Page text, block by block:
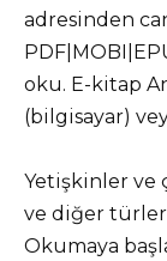
adresinden
oku. E-kitap
(bilgisayar)
Yetişkinler ve
ve diğer
Okumaya